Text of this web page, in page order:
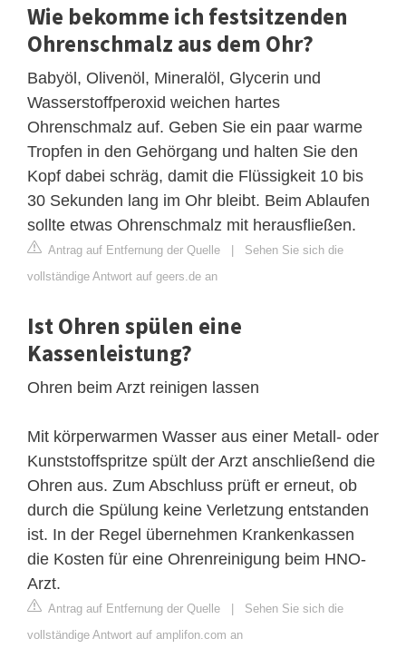
Wie bekomme ich festsitzenden
Ohrenschmalz aus dem Ohr?
Babyöl, Olivenöl, Mineralöl, Glycerin und
Wasserstoffperoxid weichen hartes
Ohrenschmalz auf. Geben Sie ein paar warme
Tropfen in den Gehörgang und halten Sie den
Kopf dabei schräg, damit die Flüssigkeit 10 bis
30 Sekunden lang im Ohr bleibt. Beim Ablaufen
sollte etwas Ohrenschmalz mit herausfließen.
Antrag auf Entfernung der Quelle | Sehen Sie sich die
vollständige Antwort auf geers.de an
Ist Ohren spülen eine
Kassenleistung?
Ohren beim Arzt reinigen lassen
Mit körperwarmen Wasser aus einer Metall- oder
Kunststoffspritze spült der Arzt anschließend die
Ohren aus. Zum Abschluss prüft er erneut, ob
durch die Spülung keine Verletzung entstanden
ist. In der Regel übernehmen Krankenkassen
die Kosten für eine Ohrenreinigung beim HNO-
Arzt.
Antrag auf Entfernung der Quelle | Sehen Sie sich die
vollständige Antwort auf amplifon.com an